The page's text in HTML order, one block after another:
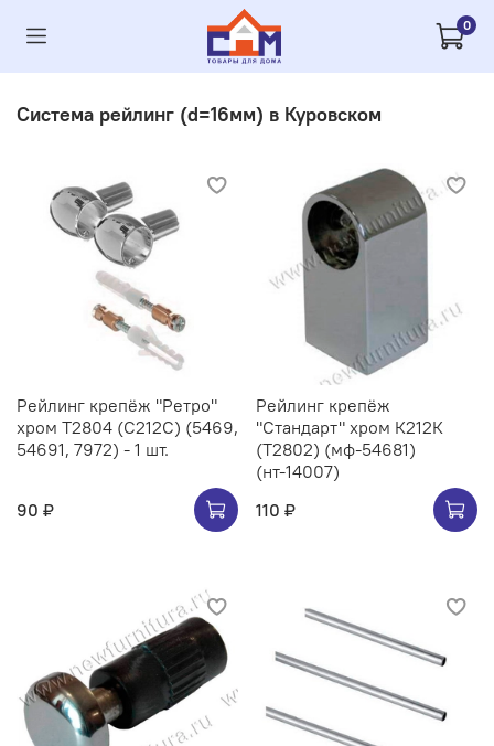
0
Система рейлинг (d=16мм) в Куровском
Рейлинг крепёж "Ретро"
хром Т2804 (С212C) (5469,
54691, 7972) - 1 шт.
90 ₽
Рейлинг крепёж
"Стандарт" хром К212К
(Т2802) (мф-54681)
(нт-14007)
110 ₽